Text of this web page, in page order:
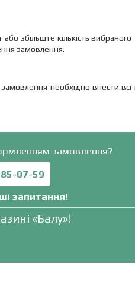
збільште кількість
замовлення.
необхідно внести всі
замовлення?
07-59
запитання!
«Балу»!